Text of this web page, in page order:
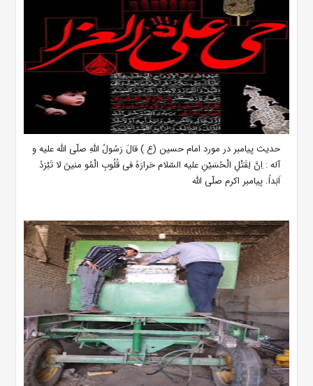
حدیث پیامبر در مورد امام حسین (ع ) قالَ رَسُولُ اللّهِ صلّى اللّه علیه و
آله : اِنَّ لِقَتْلِ الْحُسَیْنِ علیه السّلام حَرارَهً فى قُلُوبِ الْمُو منینَ لا تَبْرَدُ
اَبَداً. پیامبر اکرم صلّى اللّه